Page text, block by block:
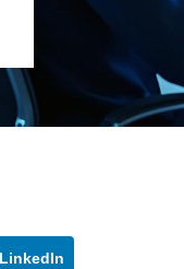
LinkedIn